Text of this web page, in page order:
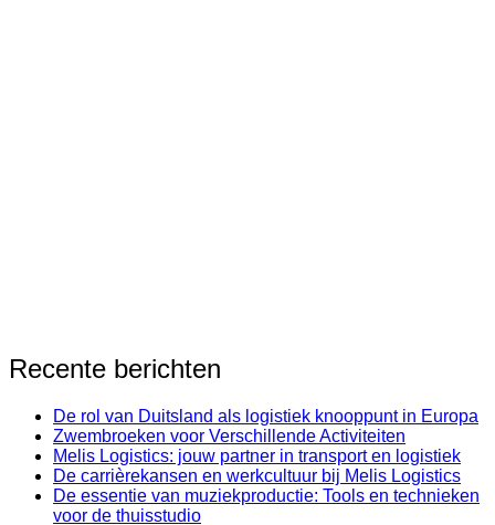
Recente berichten
De rol van Duitsland als logistiek knooppunt in Europa
Zwembroeken voor Verschillende Activiteiten
Melis Logistics: jouw partner in transport en logistiek
De carrièrekansen en werkcultuur bij Melis Logistics
De essentie van muziekproductie: Tools en technieken
voor de thuisstudio